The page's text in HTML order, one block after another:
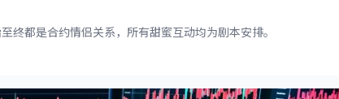
都是合约情侣关系，所有甜蜜互动均为剧本安排。